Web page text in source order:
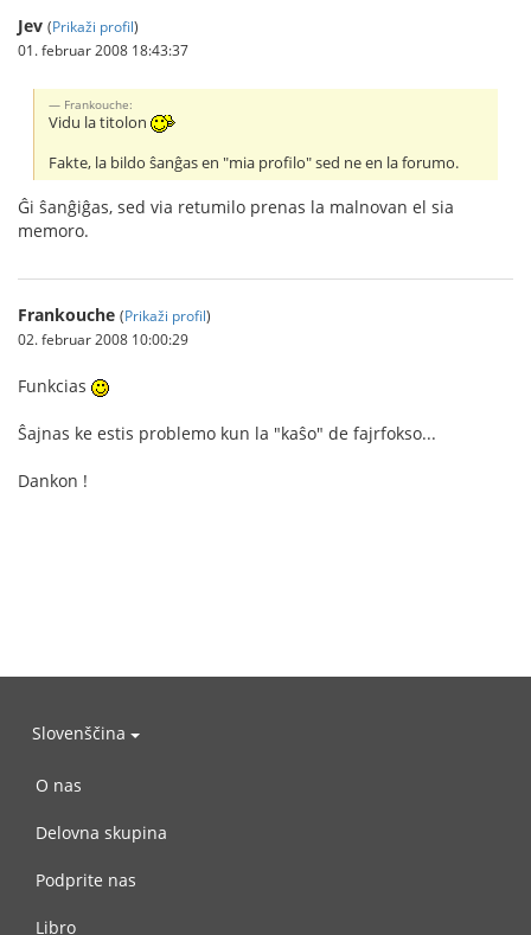
Jev (Prikaži profil)
01. februar 2008 18:43:37
Frankouche:
Vidu la titolon
Fakte, la bildo ŝanĝas en "mia profilo" sed ne en la forumo.
Ĝi ŝanĝiĝas, sed via retumilo prenas la malnovan el sia
memoro.
Frankouche (Prikaži profil)
02. februar 2008 10:00:29
Funkcias
Ŝajnas ke estis problemo kun la "kaŝo" de fajrfokso...
Dankon !
Slovenščina
O nas
Delovna skupina
Podprite nas
Libro